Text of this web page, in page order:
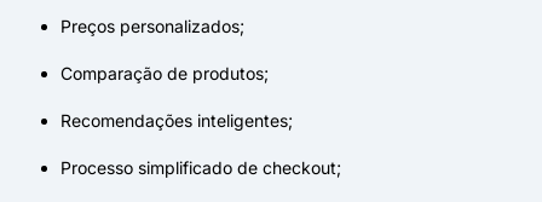
Preços personalizados;
Comparação de produtos;
Recomendações inteligentes;
Processo simplificado de checkout;